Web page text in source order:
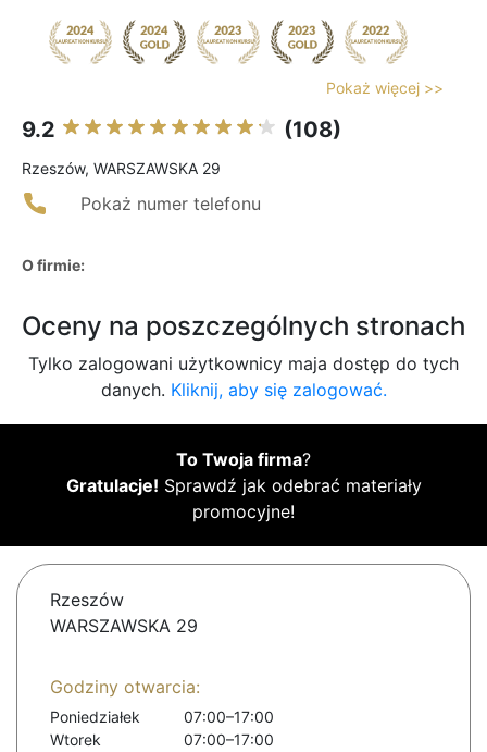
Pokaż więcej >>
9.2 (108)
Rzeszów, WARSZAWSKA 29
Pokaż numer telefonu
O firmie:
Oceny na poszczególnych stronach
Tylko zalogowani użytkownicy maja dostęp do tych
danych. Kliknij, aby się zalogować.
To Twoja firma?
Gratulacje! Sprawdź jak odebrać materiały
promocyjne!
Rzeszów
WARSZAWSKA 29
Godziny otwarcia:
Poniedziałek
07:00–17:00
Wtorek
07:00–17:00